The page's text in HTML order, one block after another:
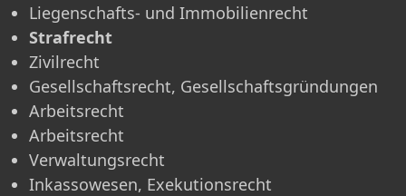
Liegenschafts- und Immobilienrecht
Strafrecht
Zivilrecht
Gesellschaftsrecht, Gesellschaftsgründungen
Arbeitsrecht
Arbeitsrecht
Verwaltungsrecht
Inkassowesen, Exekutionsrecht